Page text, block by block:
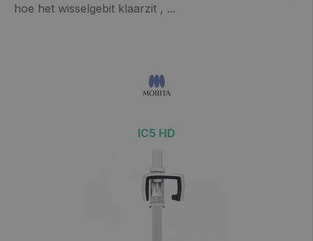
hoe het wisselgebit klaarzit , ...
IC5 HD